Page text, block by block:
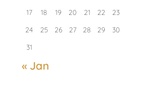
17
18 19 20 21 22
23
24
25 26 27 28 29
30
31
« Jan